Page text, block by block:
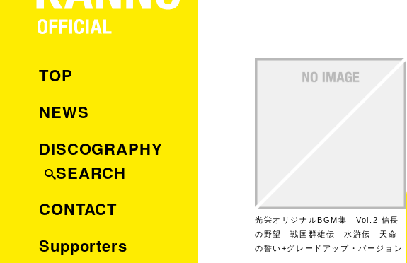
TOP
NEWS
DISCOGRAPHY
SEARCH
CONTACT
Supporters
光栄オリジナルBGM集 Vol.2 信長
の野望 戦国群雄伝 水滸伝 天命
の誓い+グレードアップ・バージョン